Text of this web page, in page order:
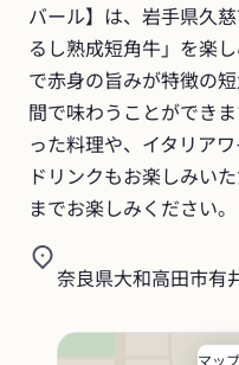
バール】は、岩手県久
るし熟成短角牛」を楽
で赤身の旨みが特徴の
間で味わうことができ
った料理や、イタリア
ドリンクもお楽しみい
までお楽しみください。
奈良県大和高田市有
マッ